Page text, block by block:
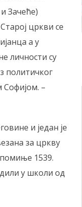
Зачеће)
цркви се
а у
личности су
политичког
Софијом. –
и један је
за цркву
1539.
у школи од